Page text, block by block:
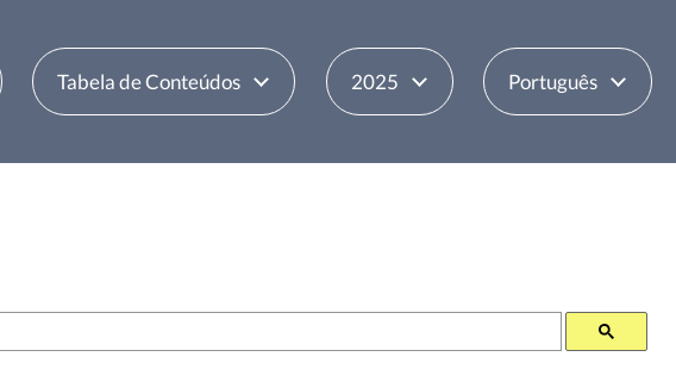
Tabela de Conteúdos 2025 Português